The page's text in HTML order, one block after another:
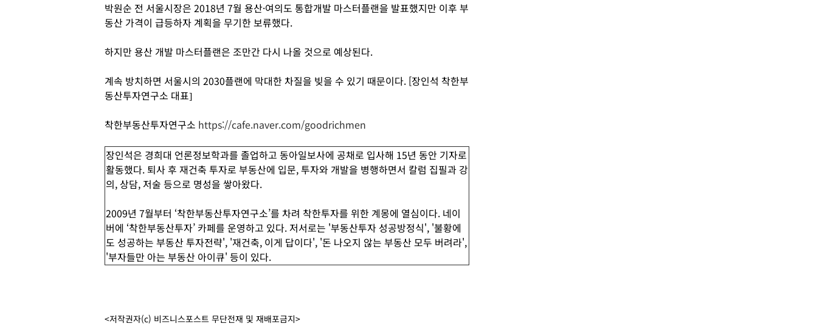
박원순 전 서울시장은 2018년 7월 용산·여의도 통합개발 마스터플랜을 발표했지만 이후 부
동산 가격이 급등하자 계획을 무기한 보류했다.
하지만 용산 개발 마스터플랜은 조만간 다시 나올 것으로 예상된다.
계속 방치하면 서울시의 2030플랜에 막대한 차질을 빚을 수 있기 때문이다. [장인석 착한부
동산투자연구소 대표]
착한부동산투자연구소 https://cafe.naver.com/goodrichmen
장인석은 경희대 언론정보학과를 졸업하고 동아일보사에 공채로 입사해 15년 동안 기자로
활동했다. 퇴사 후 재건축 투자로 부동산에 입문, 투자와 개발을 병행하면서 칼럼 집필과 강
의, 상담, 저술 등으로 명성을 쌓아왔다.
2009년 7월부터 ‘착한부동산투자연구소’를 차려 착한투자를 위한 계몽에 열심이다. 네이
버에 ‘착한부동산투자’ 카페를 운영하고 있다. 저서로는 '부동산투자 성공방정식', '불황에
도 성공하는 부동산 투자전략', '재건축, 이게 답이다', '돈 나오지 않는 부동산 모두 버려라',
'부자들만 아는 부동산 아이큐' 등이 있다.
<저작권자(c) 비즈니스포스트 무단전재 및 재배포금지>